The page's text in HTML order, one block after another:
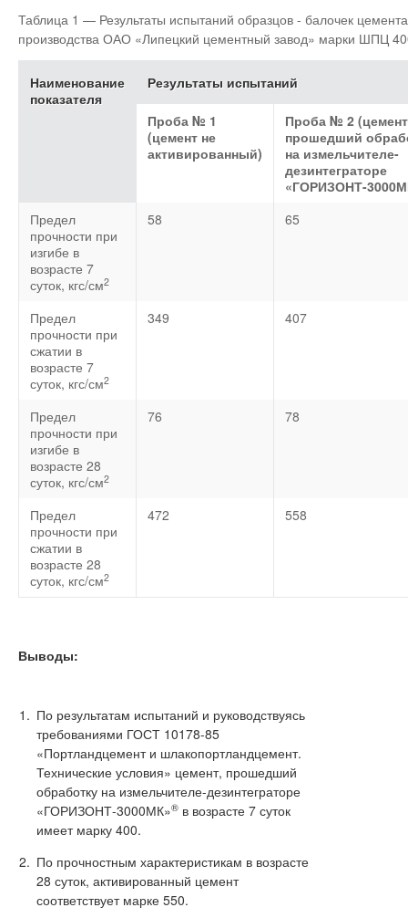
Таблица 1 — Результаты испытаний образцов - балочек
производства ОАО «Липецкий цементный завод» марки ШПЦ
Наименование
показателя
Результаты испытаний
Проба № 1
(цемент не
активированный)
Проба № 2
прошедший
на измельчителе-
дезинтеграторе
«ГОРИЗОНТ-
Предел
прочности при
изгибе в
возрасте 7
суток, кгс/см2
58 65
Предел
прочности при
сжатии в
возрасте 7
суток, кгс/см2
349 407
Предел
прочности при
изгибе в
возрасте 28
суток, кгс/см2
76 78
Предел
прочности при
сжатии в
возрасте 28
суток, кгс/см2
472 558
Выводы:
По результатам испытаний и руководствуясь
требованиями ГОСТ 10178-85
«Портландцемент и шлакопортландцемент.
Технические условия» цемент, прошедший
обработку на измельчителе-дезинтеграторе
«ГОРИЗОНТ-3000МК»® в возрасте 7 суток
имеет марку 400.
По прочностным характеристикам в возрасте
28 суток, активированный цемент
соответствует марке 550.